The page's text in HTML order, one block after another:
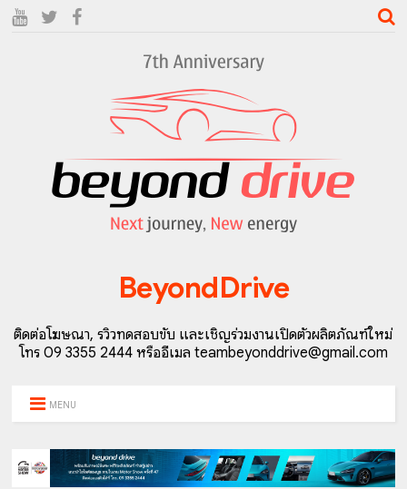
BeyondDrive
ติดต่อโฆษณา, รีวิวทดสอบขับ และเชิญร่วมงานเปิดตัวผลิตภัณฑ์ใหม่
โทร 09 3355 2444 หรืออีเมล teambeyonddrive@gmail.com
MENU